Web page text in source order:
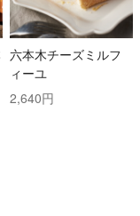
六本木チーズミルフ
ィーユ
2,640円